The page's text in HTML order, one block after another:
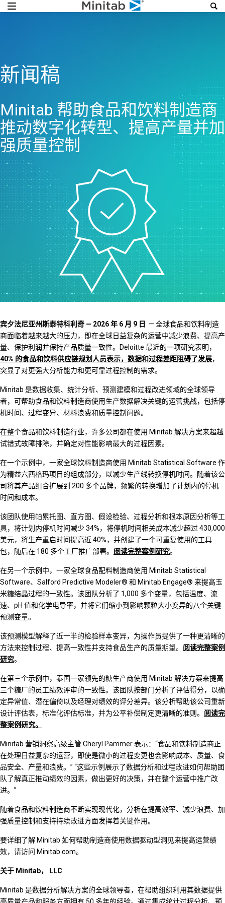
新闻稿
Minitab 帮助食品和饮料制造商
推动数字化转型、提高产量并加
强质量控制
宾夕法尼亚州斯泰特科利奇 — 2026 年 6 月 9 日
— 全球食品和饮料制造
商面临着越来越大的压力，即在全球日益复杂的运营中减少浪费、提高产
量、保护利润并保持产品质量一致性。Deloitte 最近的一项研究表明，
40% 的食品和饮料供应链规划人员表示，数据和过程差距阻碍了发展，
突显了对更强大分析能力和更可靠过程控制的需求。
Minitab 是数据收集、统计分析、预测建模和过程改进领域的全球领导
者，可帮助食品和饮料制造商使用生产数据解决关键的运营挑战，包括停
机时间、过程变异、材料浪费和质量控制问题。
在整个食品和饮料制造行业，许多公司都在使用 Minitab 解决方案来超越
试错式故障排除，并确定对性能影响最大的过程因素。
在一个示例中，一家全球饮料制造商使用 Minitab Statistical Software 作
为精益六西格玛项目的组成部分，以减少生产线转换停机时间。随着该公
司将其产品组合扩展到 200 多个品牌，频繁的转换增加了计划内的停机
时间和成本。
该团队使用帕累托图、直方图、假设检验、过程分析和根本原因分析等工
具，将计划内停机时间减少 34%，将停机时间相关成本减少超过 430,000
美元，将生产重启时间提高近 40%，并创建了一个可重复使用的工具
包，随后在 180 多个工厂推广部署。 阅读完整案例研究。
在另一个示例中，一家全球食品配料制造商使用 Minitab Statistical
Software、Salford Predictive Modeler® 和 Minitab Engage® 来提高玉
米糖结晶过程的一致性。该团队分析了 1,000 多个变量，包括温度、流
速、pH 值和化学电导率，并将它们缩小到影响颗粒大小变异的八个关键
预测变量。
该预测模型解释了近一半的检验样本变异，为操作员提供了一种更清晰的
方法来控制过程、提高一致性并支持食品生产的质量期望。 阅读完整案例
研究。
在第三个示例中，泰国一家领先的糖生产商使用 Minitab 解决方案来提高
三个糖厂的员工绩效评审的一致性。该团队按部门分析了评估得分，以确
定异常值、潜在偏倚以及经理对绩效的评分差异。该分析帮助该公司重新
设计评估表，标准化评估标准，并为公平补偿制定更清晰的准则。 阅读完
整案例研究。
Minitab 营销洞察高级主管 Cheryl Pammer 表示：“食品和饮料制造商正
在处理日益复杂的运营，即使是微小的过程变更也会影响成本、质量、食
品安全、产量和浪费。” “这些示例展示了数据分析和过程改进如何帮助团
队了解真正推动绩效的因素，做出更好的决策，并在整个运营中推广改
进。”
随着食品和饮料制造商不断实现现代化，分析在提高效率、减少浪费、加
强质量控制和支持持续改进方面发挥着关键作用。
要详细了解 Minitab 如何帮助制造商使用数据驱动型洞见来提高运营绩
效，请访问 Minitab.com。
关于 Minitab， LLC
Minitab 是数据分析解决方案的全球领导者，在帮助组织利用其数据提供